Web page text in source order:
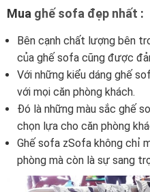
Mua ghế sofa đẹp nhất :
Bên cạnh chất lượng bên
của ghế sofa cũng được
Với những kiểu dáng ghế
với mọi căn phòng khách.
Đó là những màu sắc ghế
chọn lựa cho căn phòng
Ghế sofa zSofa không chỉ
phòng mà còn là sự sang